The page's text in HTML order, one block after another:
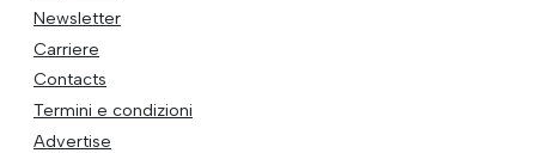
Newsletter
Carriere
Contacts
Termini e condizioni
Advertise